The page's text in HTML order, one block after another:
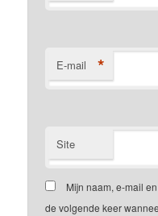
E-mail *
Site
Mijn naam, e-mail
de volgende keer